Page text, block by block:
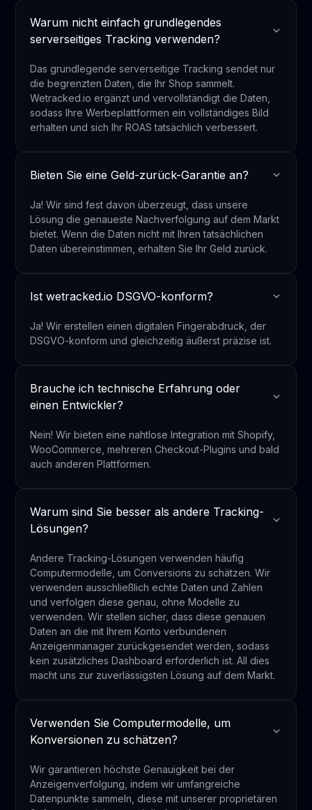
Warum nicht einfach grundlegendes
serverseitiges Tracking verwenden?
Das grundlegende serverseitige Tracking sendet nur
die begrenzten Daten, die Ihr Shop sammelt.
Wetracked.io ergänzt und vervollständigt die Daten,
sodass Ihre Werbeplattformen ein vollständiges Bild
erhalten und sich Ihr ROAS tatsächlich verbessert.
Bieten Sie eine Geld-zurück-Garantie an?
Ja! Wir sind fest davon überzeugt, dass unsere
Lösung die genaueste Nachverfolgung auf dem Markt
bietet. Wenn die Daten nicht mit Ihren tatsächlichen
Daten übereinstimmen, erhalten Sie Ihr Geld zurück.
Ist wetracked.io DSGVO-konform?
Ja! Wir erstellen einen digitalen Fingerabdruck, der
DSGVO-konform und gleichzeitig äußerst präzise ist.
Brauche ich technische Erfahrung oder
einen Entwickler?
Nein! Wir bieten eine nahtlose Integration mit Shopify,
WooCommerce, mehreren Checkout-Plugins und bald
auch anderen Plattformen.
Warum sind Sie besser als andere Tracking-
Lösungen?
Andere Tracking-Lösungen verwenden häufig
Computermodelle, um Conversions zu schätzen. Wir
verwenden ausschließlich echte Daten und Zahlen
und verfolgen diese genau, ohne Modelle zu
verwenden. Wir stellen sicher, dass diese genauen
Daten an die mit Ihrem Konto verbundenen
Anzeigenmanager zurückgesendet werden, sodass
kein zusätzliches Dashboard erforderlich ist. All dies
macht uns zur zuverlässigsten Lösung auf dem Markt.
Verwenden Sie Computermodelle, um
Konversionen zu schätzen?
Wir garantieren höchste Genauigkeit bei der
Anzeigenverfolgung, indem wir umfangreiche
Datenpunkte sammeln, diese mit unserer proprietären